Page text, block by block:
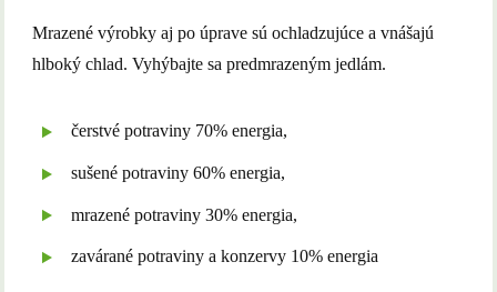
Mrazené výrobky aj po úprave sú ochladzujúce a vnášajú
hlboký chlad. Vyhýbajte sa predmrazeným jedlám.
čerstvé potraviny 70% energia,
sušené potraviny 60% energia,
mrazené potraviny 30% energia,
zavárané potraviny a konzervy 10% energia